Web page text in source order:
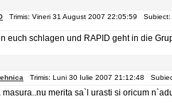
Trimis: Vineri 31 August 2007 22:05:59 Subiect:
euch schlagen und RAPID geht in die
Trimis: Luni 30 Iulie 2007 21:12:48
merita sa`l urasti si oricum